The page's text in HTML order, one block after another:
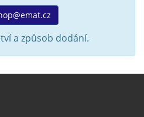
a způsob dodání.